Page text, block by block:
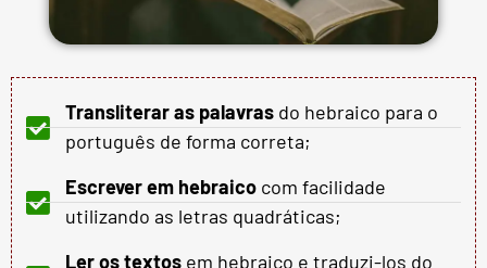
Transliterar as palavras do hebraico para o
português de forma correta;
Escrever em hebraico com facilidade
utilizando as letras quadráticas;
Ler os textos em hebraico e traduzi-los do